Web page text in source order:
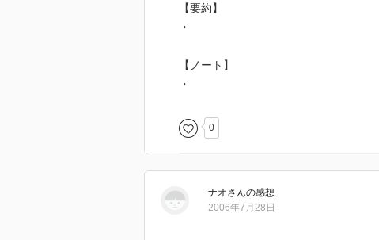
【要約】
・
【ノート】
・
0
ナオさんの感想
2006年7月28日